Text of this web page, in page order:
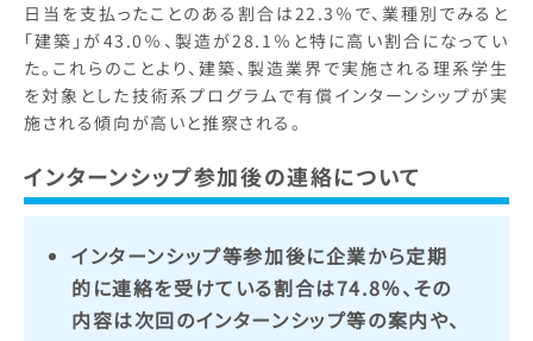
日当を支払ったことのある割合は22.3％で、業種別でみると
「建築」が43.0％、製造が28.1％と特に高い割合になってい
た。これらのことより、建築、製造業界で実施される理系学生
を対象とした技術系プログラムで有償インターンシップが実
施される傾向が高いと推察される。
インターンシップ参加後の連絡について
インターンシップ等参加後に企業から定期
的に連絡を受けている割合は74.8％、その
内容は次回のインターンシップ等の案内や、